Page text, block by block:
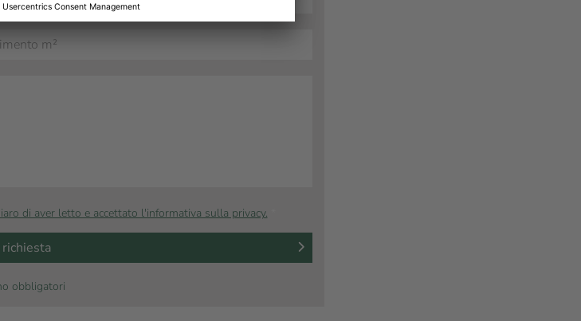
di aver letto e accettato l'informativa sulla privacy.
obbligatori